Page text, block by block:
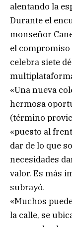
alentando la
Durante el
monseñor
el compromiso
celebra siete
«Una nueva
hermosa
(término
«puesto al
dar de lo que
necesidades
valor. Es más
subrayó.
«Muchos
la calle, se